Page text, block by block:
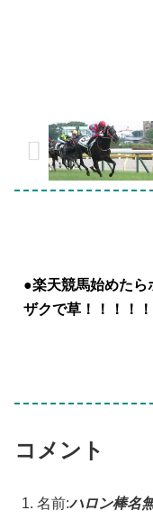
●楽天競馬始めたら
ザクで草！！！！
コメント
名前:ハロン棒名